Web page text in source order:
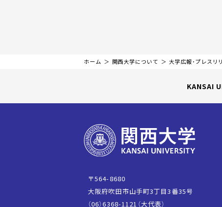
ホーム 関西大学について 大学広報・プレスリ
KANSAI
〒564-8680
大阪府吹田市山手町3丁目3番35号
（06）6368-1121（大代表）